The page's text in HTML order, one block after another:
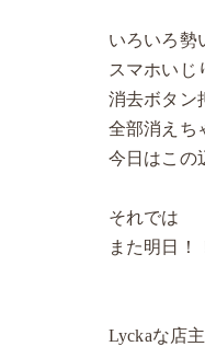
いろいろ勢
スマホいじ
消去ボタン
全部消えち
今日はこの
それでは
また明日！
Lyckaな店主